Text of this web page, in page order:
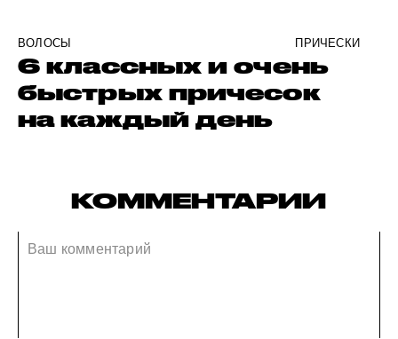
ВОЛОСЫ ПРИЧЕСКИ
6 классных и очень
быстрых причесок
на каждый день
КОММЕНТАРИИ